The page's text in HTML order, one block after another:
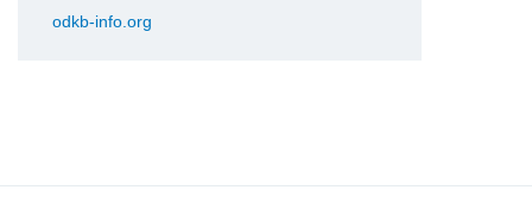
odkb-info.org